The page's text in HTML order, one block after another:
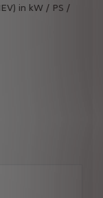
in kW / PS /